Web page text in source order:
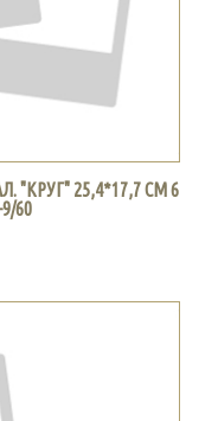
"КРУГ" 25,4*17,7 СМ 6
60